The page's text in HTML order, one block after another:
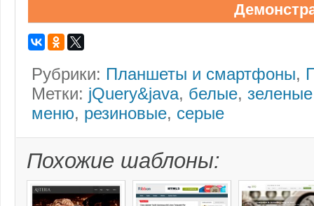
Рубрики: Планшеты и смартфоны,
Метки: jQuery&java, белые, зеленые
меню, резиновые, серые
Похожие шаблоны: